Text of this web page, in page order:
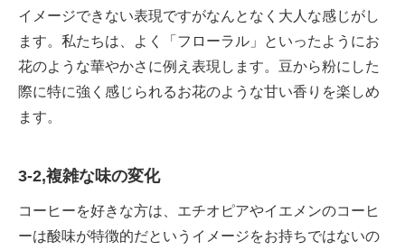
イメージできない表現ですがなんとなく大人な感じがし
ます。私たちは、よく「フローラル」といったようにお
花のような華やかさに例え表現します。豆から粉にした
際に特に強く感じられるお花のような甘い香りを楽しめ
ます。
3-2,複雑な味の変化
コーヒーを好きな方は、エチオピアやイエメンのコーヒ
ーは酸味が特徴的だというイメージをお持ちではないの